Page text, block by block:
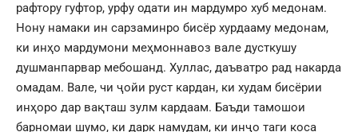
рафтору гуфтор, урфу одати ин мардумро хуб медонам.
Нону намаки ин сарзаминро бисёр хурдааму медонам,
ки инҳо мардумони меҳмоннавоз вале дусткушу
душманпарвар мебошанд. Хуллас, даъватро рад накарда
омадам. Вале, чи ҷойи руст кардан, ки худам бисёрии
инҳоро дар вақташ зулм кардаам. Баъди тамошои
барномаи шумо, ки дарк намудам, ки инҷо таги коса